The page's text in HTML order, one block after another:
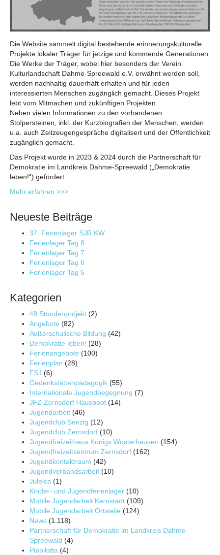
Die Website sammelt digital bestehende erinnerungskulturelle
Projekte lokaler Träger für jetzige und kommende Generationen.
Die Werke der Träger, wobei hier besonders der Verein
Kulturlandschaft Dahme-Spreewald e.V. erwähnt werden soll,
werden nachhaltig dauerhaft erhalten und für jeden
interessierten Menschen zugänglich gemacht. Dieses Projekt
lebt vom Mitmachen und zukünftigen Projekten.
Neben vielen Informationen zu den vorhandenen
Stolpersteinen, inkl. der Kurzbiografien der Menschen, werden
u.a. auch Zeitzeugengespräche digitalisert und der Öffentlichkeit
zugänglich gemacht.
Das Projekt wurde in 2023 & 2024 durch die Partnerschaft für
Demokratie im Landkreis Dahme-Spreewald („Demokratie
leben!“) gefördert.
Mehr erfahren >>>
Neueste Beiträge
37. Ferienlager SJR KW
Ferienlager Tag 8
Ferienlager Tag 7
Ferienlager Tag 6
Ferienlager Tag 5
Kategorien
48 Stundenprojekt (2)
Angebote (82)
Außerschulische Bildung (42)
Demokratie leben! (28)
Ferienangebote (100)
Ferienplan (28)
FSJ (6)
Gedenkstättenpädagogik (55)
Internationale Jugendbegegnung (7)
JFZ Zernsdorf Hausboot (14)
Jugendarbeit (46)
Jugendclub Senzig (12)
Jugendclub Zernsdorf (10)
Jugendfreizeithaus Königs Wusterhausen (154)
Jugendfreizeitzentrum Zernsdorf (162)
Jugendkontaktraum (42)
Jugendverbandsarbeit (10)
Juleica (1)
Kinder- und Jugendferienlager (10)
Mobile Jugendarbeit Kernstadt (109)
Mobile Jugendarbeit Ortsteile (124)
News (1.118)
Partnerschaft für Demokratie im Landkreis Dahme-
Spreewald (4)
Pippilotta (4)